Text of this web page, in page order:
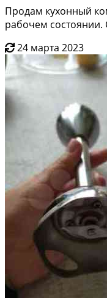
Продам кухонный
рабочем состоянии.
24 марта 2023